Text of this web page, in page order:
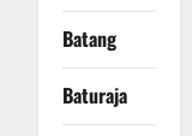
Batang
Baturaja